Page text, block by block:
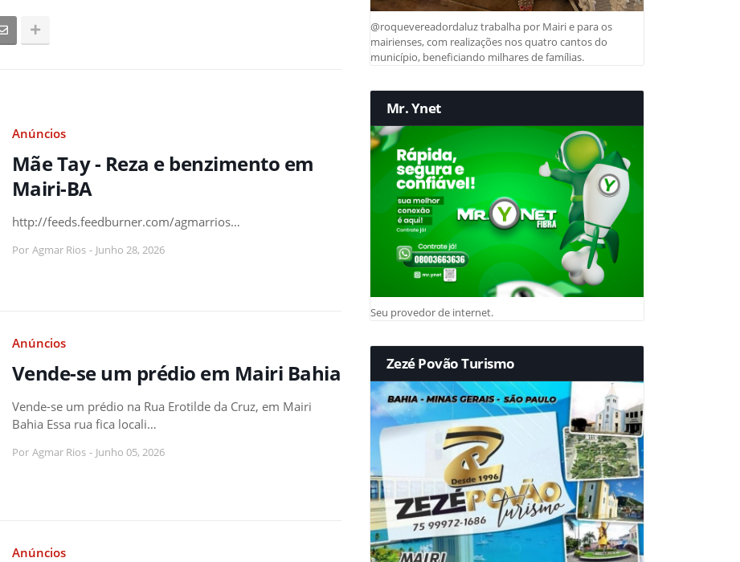
Anúncios
Mãe Tay - Reza e benzimento em
Mairi-BA
http://feeds.feedburner.com/agmarrios…
Por Agmar Rios - Junho 28, 2026
Anúncios
Vende-se um prédio em Mairi Bahia
Vende-se um prédio na Rua Erotilde da Cruz, em Mairi
Bahia Essa rua fica locali…
Por Agmar Rios - Junho 05, 2026
Anúncios
@roquevereadordaluz trabalha por Mairi e para os
mairienses, com realizações nos quatro cantos do
município, beneficiando milhares de famílias.
Mr. Ynet
Seu provedor de internet.
Zezé Povão Turismo